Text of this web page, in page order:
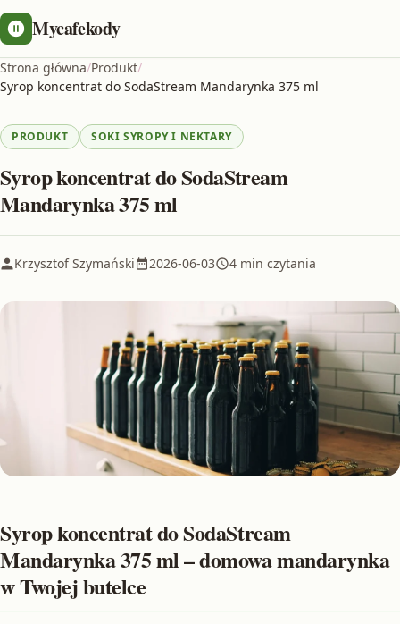
Mycafekody
Strona główna/Produkt/
Syrop koncentrat do SodaStream Mandarynka 375 ml
PRODUKT SOKI SYROPY I NEKTARY
Syrop koncentrat do SodaStream
Mandarynka 375 ml
Krzysztof Szymański 2026-06-03 4 min czytania
Syrop koncentrat do SodaStream
Mandarynka 375 ml – domowa mandarynka
w Twojej butelce